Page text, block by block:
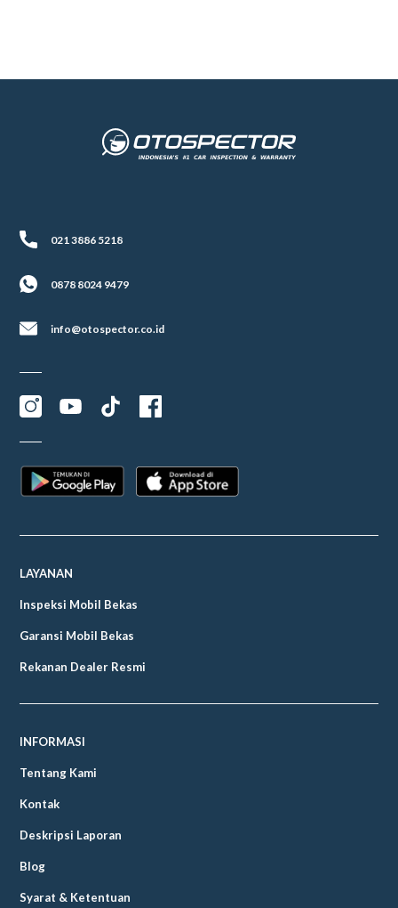
021 3886 5218
0878 8024 9479
info@otospector.co.id
LAYANAN
Inspeksi Mobil Bekas
Garansi Mobil Bekas
Rekanan Dealer Resmi
INFORMASI
Tentang Kami
Kontak
Deskripsi Laporan
Blog
Syarat & Ketentuan